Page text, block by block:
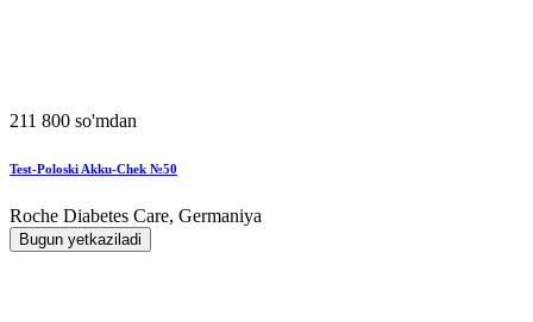
211 800 so'mdan
Test-Poloski Akku-Chek №50
Roche Diabetes Care, Germaniya
Bugun yetkaziladi